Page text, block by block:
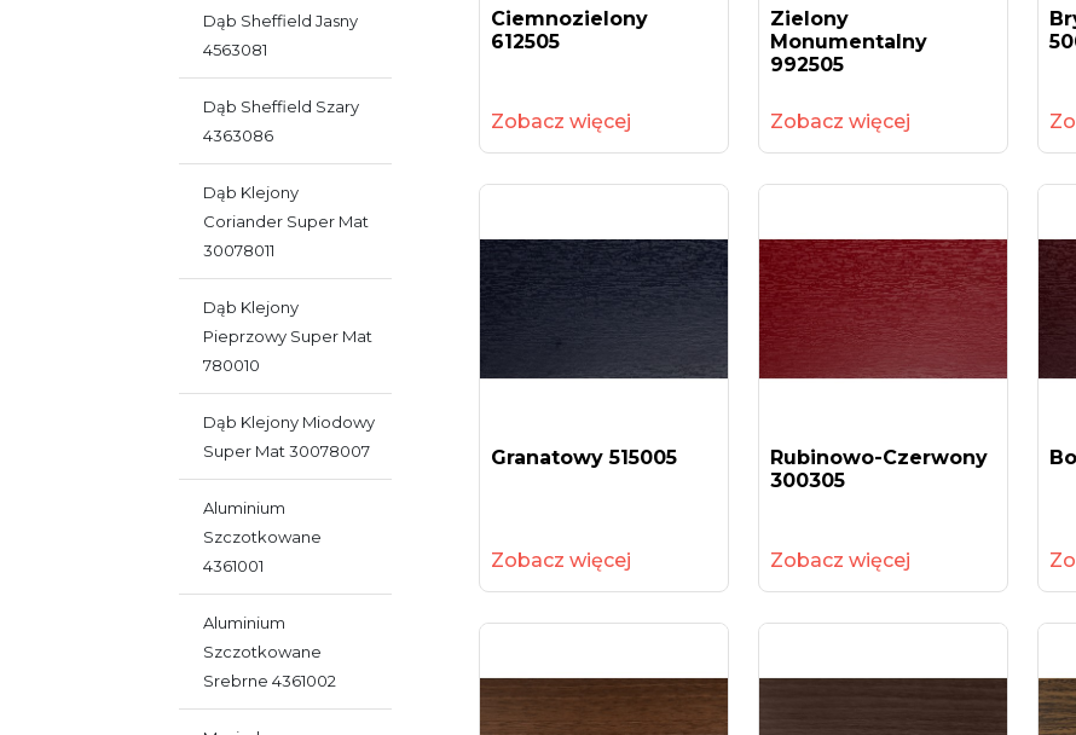
Dąb Sheffield Jasny
4563081
Dąb Sheffield Szary
4363086
Dąb Klejony
Coriander Super Mat
30078011
Dąb Klejony
Pieprzowy Super Mat
780010
Dąb Klejony Miodowy
Super Mat 30078007
Aluminium
Szczotkowane
4361001
Aluminium
Szczotkowane
Srebrne 4361002
Ciemnozielony
612505
Zobacz więcej
Zielony
Monumentalny
992505
Zobacz więcej
Granatowy 515005
Zobacz więcej
Rubinowo-Czerwony
300305
Zobacz więcej